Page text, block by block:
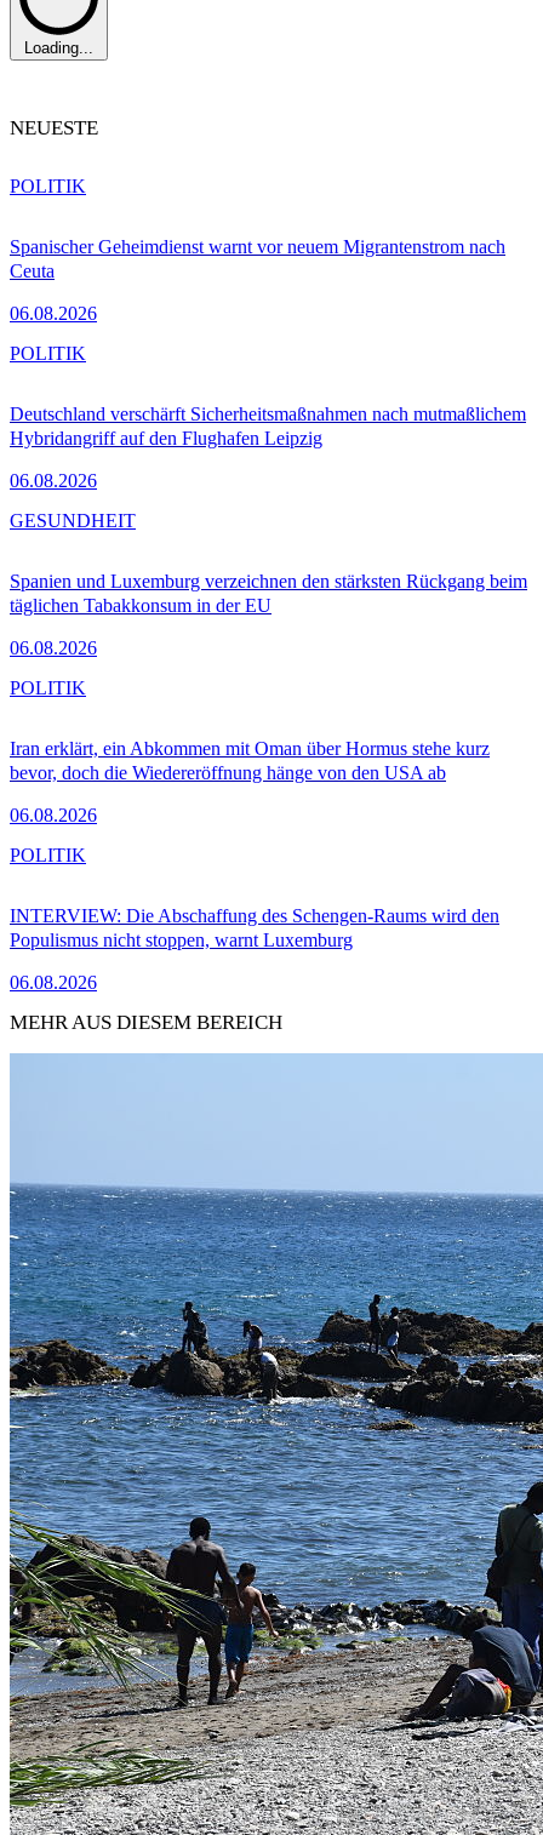
Loading...
NEUESTE
Spanischer Geheimdienst warnt vor neuem Migrantenstrom nach
Ceuta
06.08.2026
POLITIK
Deutschland verschärft Sicherheitsmaßnahmen nach mutmaßlichem
Hybridangriff auf den Flughafen Leipzig
06.08.2026
POLITIK
Spanien und Luxemburg verzeichnen den stärksten Rückgang beim
täglichen Tabakkonsum in der EU
06.08.2026
GESUNDHEIT
Iran erklärt, ein Abkommen mit Oman über Hormus stehe kurz
bevor, doch die Wiedereröffnung hänge von den USA ab
06.08.2026
POLITIK
INTERVIEW: Die Abschaffung des Schengen-Raums wird den
Populismus nicht stoppen, warnt Luxemburg
06.08.2026
POLITIK
MEHR AUS DIESEM BEREICH